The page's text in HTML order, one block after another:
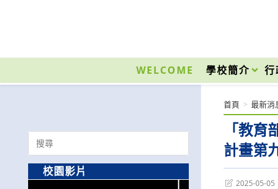
內
WELCOME 學校簡介
「教
計畫第
首頁 > 最新消
Post2025-05-05
Search
for:
校園影片